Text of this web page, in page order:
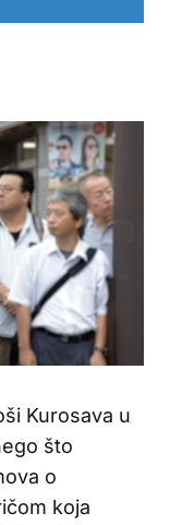
Kurosava u
što
o
koja